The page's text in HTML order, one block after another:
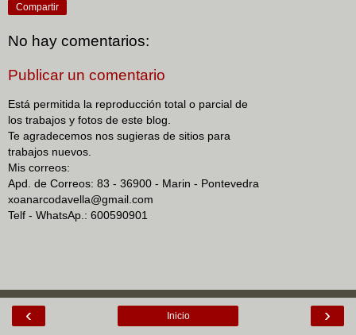
Compartir
No hay comentarios:
Publicar un comentario
Está permitida la reproducción total o parcial de
los trabajos y fotos de este blog.
Te agradecemos nos sugieras de sitios para
trabajos nuevos.
Mis correos:
Apd. de Correos: 83 - 36900 - Marin - Pontevedra
xoanarcodavella@gmail.com
Telf - WhatsAp.: 600590901
‹ ›
Inicio